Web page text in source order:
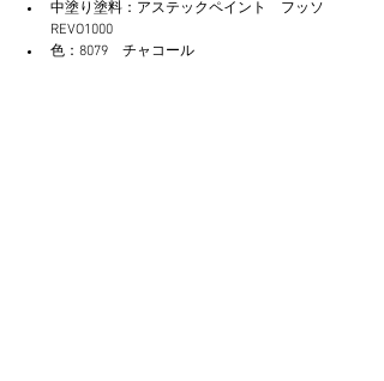
中塗り塗料：アステックペイント　フッソ
REVO1000
色：8079　チャコール